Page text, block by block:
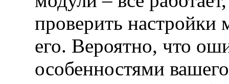
проверить настройки
его. Вероятно, что
особенностями